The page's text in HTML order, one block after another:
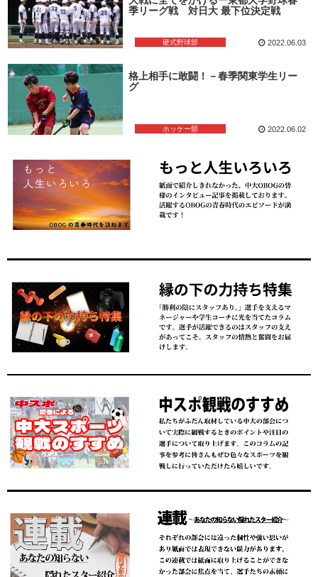
硬式野球部
季リーグ戦 対日大 最下位決定戦
2022.06.03
ホッケー部
格上相手に敢闘！－春季関東学生リー
グ
2022.06.02